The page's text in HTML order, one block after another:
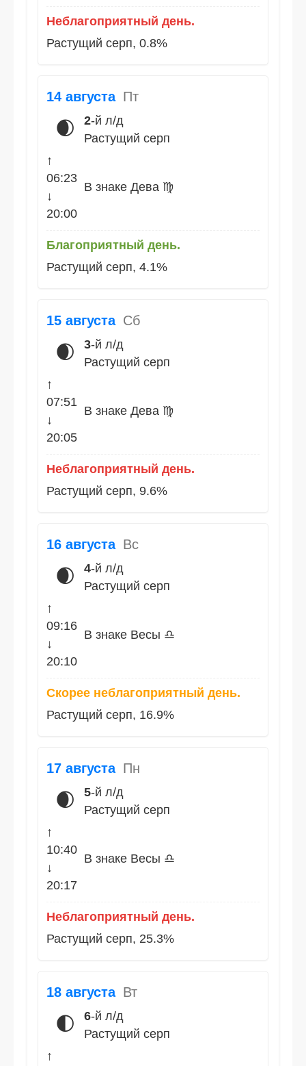
Неблагоприятный день.
Растущий серп, 0.8%
14 августа Пт
🌒 2-й л/д
Растущий серп
↑
06:23
↓
20:00
В знаке Дева ♍
Благоприятный день.
Растущий серп, 4.1%
15 августа Сб
🌒 3-й л/д
Растущий серп
↑
07:51
↓
20:05
В знаке Дева ♍
Неблагоприятный день.
Растущий серп, 9.6%
16 августа Вс
🌒 4-й л/д
Растущий серп
↑
09:16
↓
20:10
В знаке Весы ♎
Скорее неблагоприятный день.
Растущий серп, 16.9%
17 августа Пн
🌒 5-й л/д
Растущий серп
↑
10:40
↓
20:17
В знаке Весы ♎
Неблагоприятный день.
Растущий серп, 25.3%
18 августа Вт
🌓 6-й л/д
Растущий серп
↑